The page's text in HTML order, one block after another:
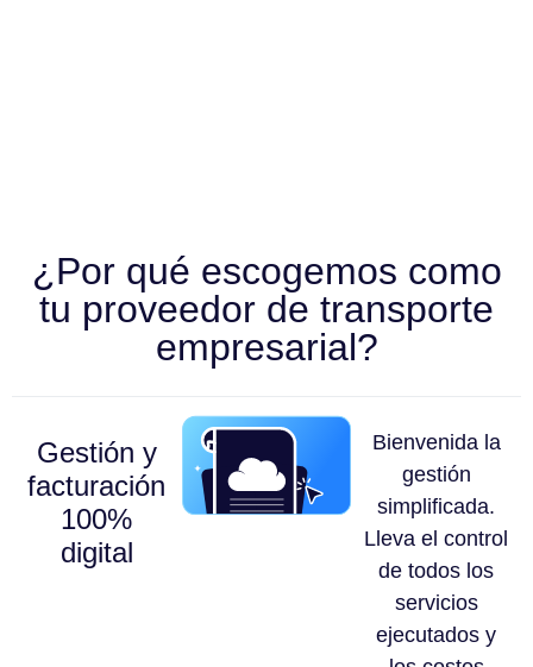
¿Por qué escogemos como
tu proveedor de transporte
empresarial?
Gestión y
facturación
100%
digital
Bienvenida la
gestión
simplificada.
Lleva el control
de todos los
servicios
ejecutados y